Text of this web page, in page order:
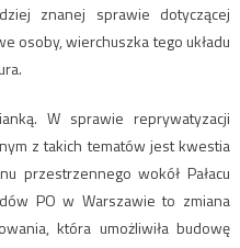
znanej sprawie dotyczącej
osoby, wierchuszka tego układu
W sprawie reprywatyzacji
z takich tematów jest kwestia
przestrzennego wokół Pałacu
PO w Warszawie to zmiana
która umożliwiła budowę